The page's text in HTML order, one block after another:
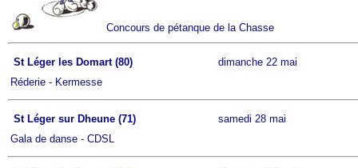
Concours de pétanque de la Chasse
St Léger les Domart (80)
dimanche 22 mai
Réderie - Kermesse
St Léger sur Dheune (71)
samedi 28 mai
Gala de danse - CDSL